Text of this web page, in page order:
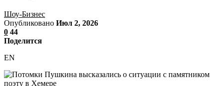
Шоу-Бизнес
Опубликовано Июл 2, 2026
0 44
Поделится
EN